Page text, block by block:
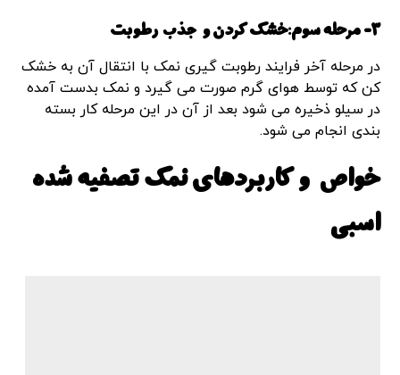
3- مرحله سوم:خشک کردن و جذب رطوبت
در مرحله آخر فرایند رطوبت گیری نمک با انتقال آن به خشک
کن که توسط هوای گرم صورت می گیرد و نمک بدست آمده
در سیلو ذخیره می شود بعد از آن در این مرحله کار بسته
بندی انجام می شود.
خواص و کاربردهای نمک تصفیه شده
اسبی